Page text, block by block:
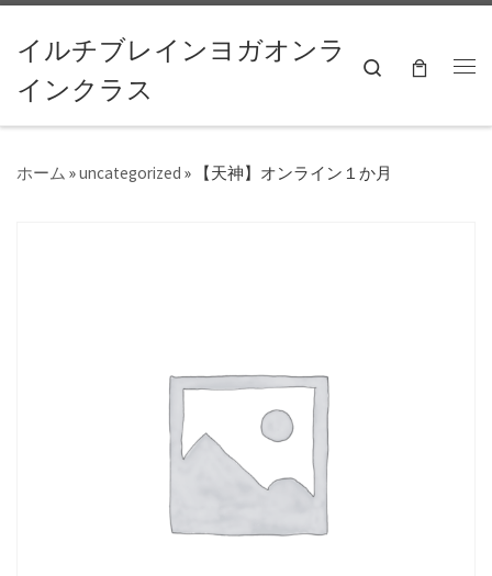
コンテンツへスキップ
イルチブレインヨガオンラ
インクラス
Search
ホーム »uncategorized » 【天神】オンライン１か月